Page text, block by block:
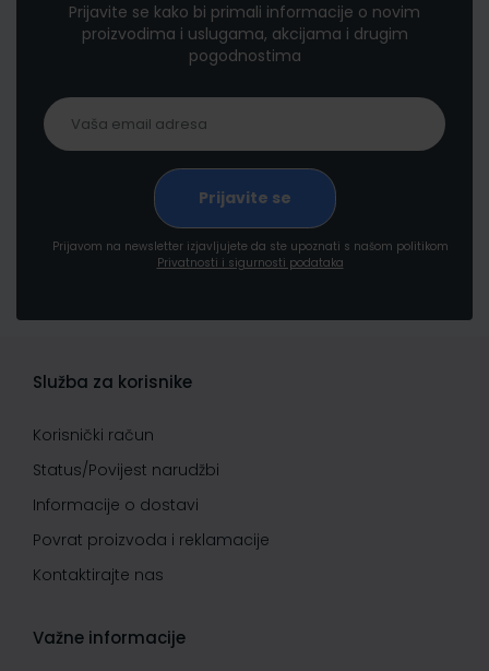
Prijavite se kako bi primali informacije o novim
proizvodima i uslugama, akcijama i drugim
pogodnostima
Prijavom na newsletter izjavljujete da ste upoznati s našom politikom
Privatnosti i sigurnosti podataka
Služba za korisnike
Korisnički račun
Status/Povijest narudžbi
Informacije o dostavi
Povrat proizvoda i reklamacije
Kontaktirajte nas
Važne informacije